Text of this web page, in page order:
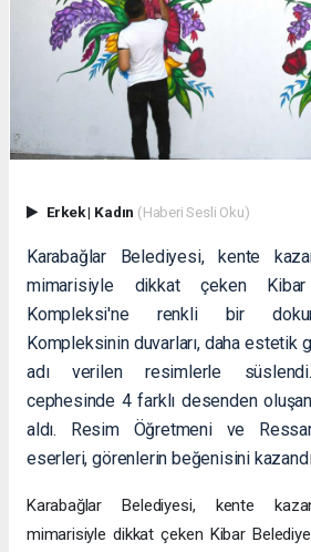
Erkek| Kadın (Haberi Sesli Oku)
Karabağlar Belediyesi, kente
mimarisiyle dikkat çeken
Kompleksi'ne renkli bir
Kompleksinin duvarları, daha estetik
adı verilen resimlerle
cephesinde 4 farklı desenden
aldı. Resim Öğretmeni ve
eserleri, görenlerin beğenisini
Karabağlar Belediyesi, kente
mimarisiyle dikkat çeken Kibar